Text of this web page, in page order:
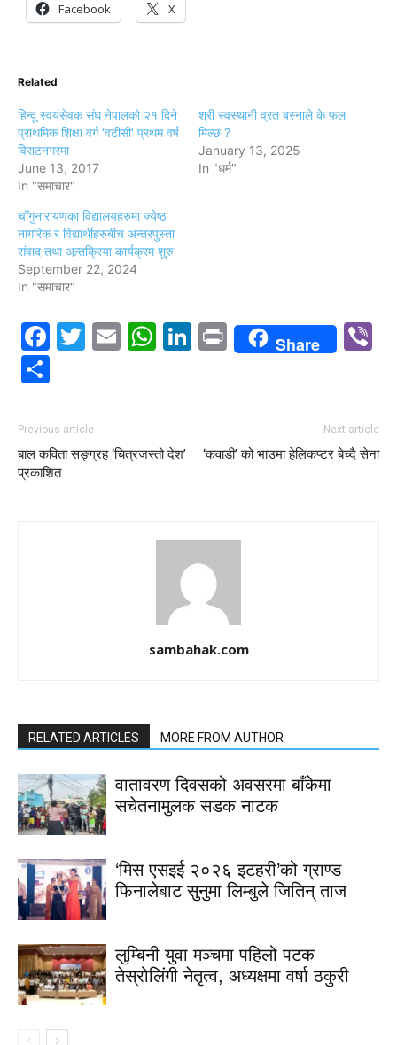
Facebook X
Related
हिन्दू स्वयंसेवक संघ नेपालको २१ दिने
प्राथमिक शिक्षा वर्ग ‘वटीसी’ प्रथम वर्ष
विराटनगरमा
June 13, 2017
In "समाचार"
श्री स्वस्थानी व्रत बस्नाले के फल
मिल्छ ?
January 13, 2025
In "धर्म"
चाँगुनारायणका विद्यालयहरुमा ज्येष्ठ
नागरिक र विद्यार्थीहरुबीच अन्तरपुस्ता
संवाद तथा अन्र्तक्रिया कार्यक्रम शुरु
September 22, 2024
In "समाचार"
Facebook
Twitter
EmailWhatsApp
LinkedIn
PrintShare
Previous article
बाल कविता सङ्ग्रह ‘चित्रजस्तो देश’
प्रकाशित
Next article
‘कवाडी’ को भाउमा हेलिकप्टर बेच्दै सेना
sambahak.com
RELATED ARTICLES MORE FROM AUTHOR
वातावरण दिवसको अवसरमा बाँकेमा
सचेतनामुलक सडक नाटक
‘मिस एसइई २०२६ इटहरी’को ग्राण्ड
फिनालेबाट सुनुमा लिम्बुले जितिन् ताज
लुम्बिनी युवा मञ्चमा पहिलो पटक
तेस्रोलिंगी नेतृत्व, अध्यक्षमा वर्षा ठकुरी